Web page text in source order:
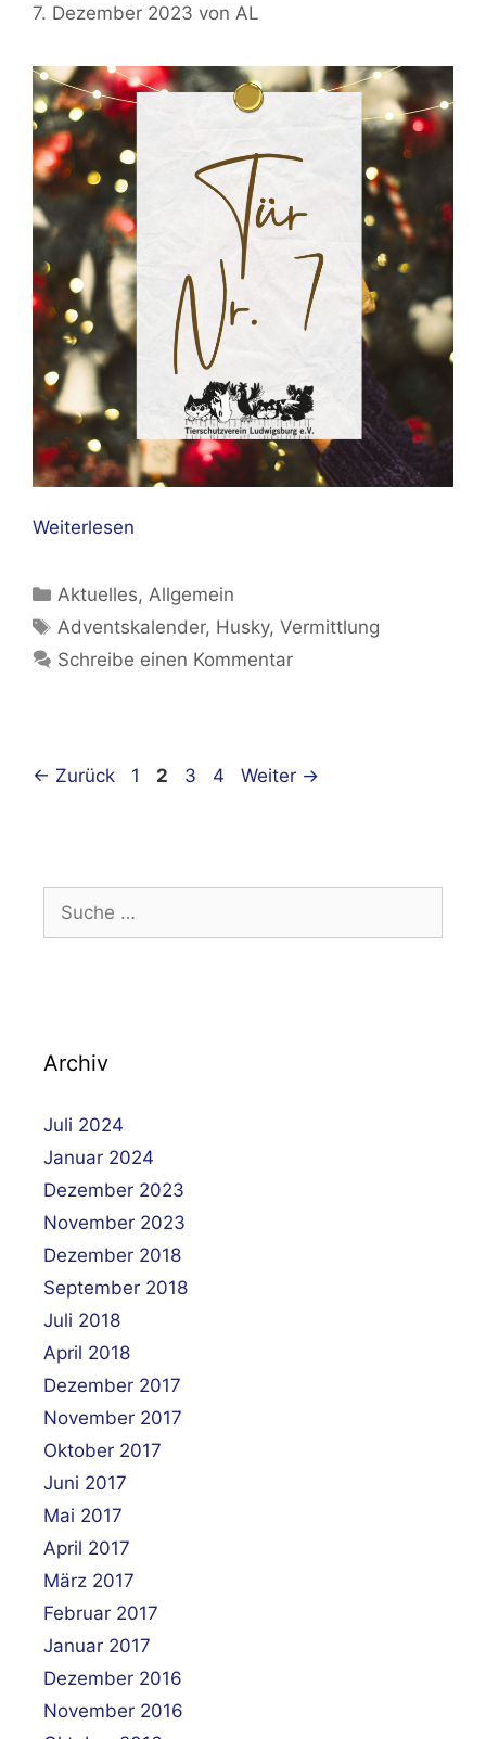
7. Dezember 2023 von AL
Weiterlesen
Kategorien
Aktuelles,Allgemein
Schlagwörter
Adventskalender, Husky,Vermittlung
Schreibe einen Kommentar
Beitrags-
← Zurück Seite
1 Seite
2 Seite
3 Seite
4 Weiter →
Suche
nach:
Archiv
Juli 2024
Januar 2024
Dezember 2023
November 2023
Dezember 2018
September 2018
Juli 2018
April 2018
Dezember 2017
November 2017
Oktober 2017
Juni 2017
Mai 2017
April 2017
März 2017
Februar 2017
Januar 2017
Dezember 2016
November 2016